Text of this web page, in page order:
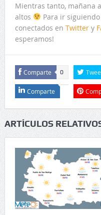
Mientras tanto, mañana
altos
Para ir
conectados en Twittery
esperamos!
Comparte 0
Comparte
ARTÍCULOS